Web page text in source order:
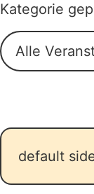
Kategorie
Alle
default